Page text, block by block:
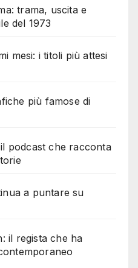
trama, uscita e
del 1973
mesi: i titoli più attesi
più famose di
il podcast che racconta
a puntare su
il regista che ha